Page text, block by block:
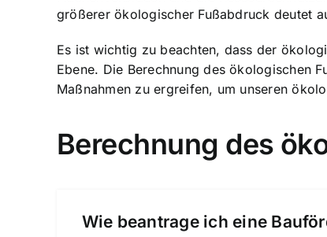
größerer ökologischer Fußabdruck deutet
Es ist wichtig zu beachten, dass der
Ebene. Die Berechnung des ökologischen
Maßnahmen zu ergreifen, um unseren
Berechnung des
Wie beantrage ich eine